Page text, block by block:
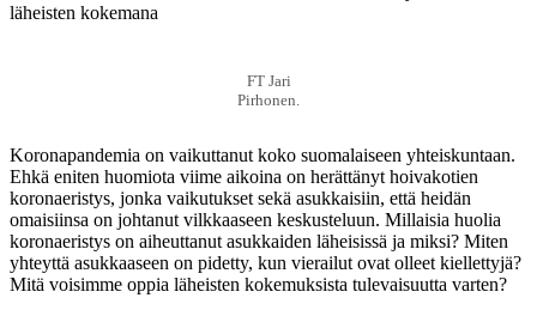
läheisten kokemana
FT Jari
Pirhonen.
Koronapandemia on vaikuttanut koko suomalaiseen yhteiskuntaan.
Ehkä eniten huomiota viime aikoina on herättänyt hoivakotien
koronaeristys, jonka vaikutukset sekä asukkaisiin, että heidän
omaisiinsa on johtanut vilkkaaseen keskusteluun. Millaisia huolia
koronaeristys on aiheuttanut asukkaiden läheisissä ja miksi? Miten
yhteyttä asukkaaseen on pidetty, kun vierailut ovat olleet kiellettyjä?
Mitä voisimme oppia läheisten kokemuksista tulevaisuutta varten?